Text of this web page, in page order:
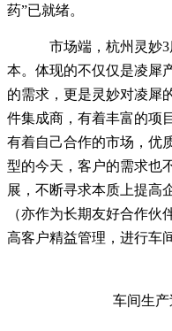
药”已就绪。
市场端，杭州灵妙
本。体现的不仅仅是凌犀
的需求，更是灵妙对凌犀
件集成商，有着丰富的项
有着自己合作的市场，优
型的今天，客户的需求也
展，不断寻求本质上提高
（亦作为长期友好合作
高客户精益管理，进行车
车间生产